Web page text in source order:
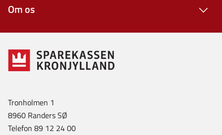
Om os
Tronholmen 1
8960 Randers SØ
Telefon 89 12 24 00